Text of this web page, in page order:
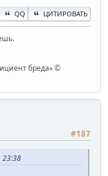
QQ ЦИТИРОВАТЬ
бреда» ©
#187